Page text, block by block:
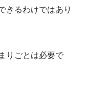
きるわけではあり
りごとは必要で